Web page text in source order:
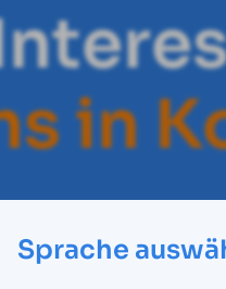
Sprache
sin K